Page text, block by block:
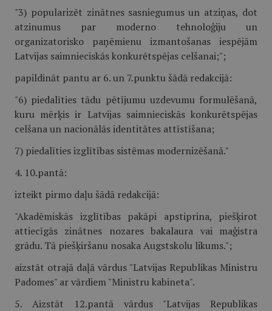
"3) popularizēt zinātnes sasniegumus un atziņas, dot
atzinumus par moderno tehnoloģiju un
organizatorisko paņēmienu izmantošanas iespējām
Latvijas saimnieciskās konkurētspējas celšanai;";
papildināt pantu ar 6. un 7.punktu šādā redakcijā:
"6) piedalīties tādu pētījumu uzdevumu formulēšanā,
kuru mērķis ir Latvijas saimnieciskās konkurētspējas
celšana un nacionālās identitātes attīstīšana;
7) piedalīties izglītības sistēmas modernizēšanā."
4. 10.pantā:
izteikt pirmo daļu šādā redakcijā:
"Akadēmiskās izglītības pakāpi apstiprina, piešķirot
attiecīgās zinātnes nozares bakalaura vai maģistra
grādu. Tā piešķiršanu nosaka Augstskolu likums.";
aizstāt otrajā daļā vārdus "Latvijas Republikas Ministru
Padomes" ar vārdiem "Ministru kabineta".
5. Aizstāt 12.pantā vārdus "Latvijas Republikas